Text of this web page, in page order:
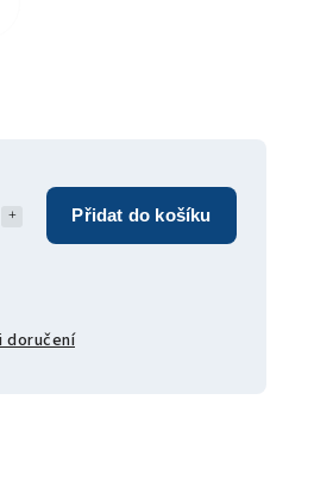
Přidat do košíku
doručení